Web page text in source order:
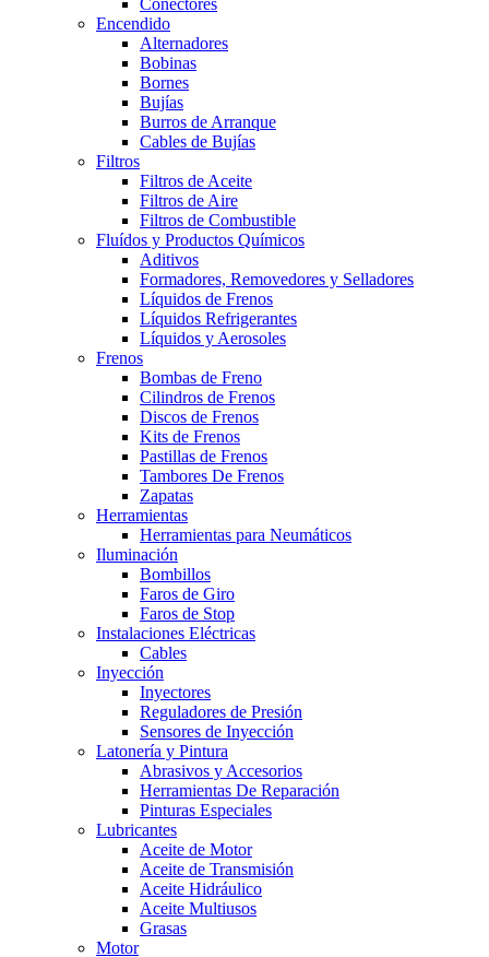
Conectores
Encendido
Alternadores
Bobinas
Bornes
Bujías
Burros de Arranque
Cables de Bujías
Filtros
Filtros de Aceite
Filtros de Aire
Filtros de Combustible
Fluídos y Productos Químicos
Aditivos
Formadores, Removedores y Selladores
Líquidos de Frenos
Líquidos Refrigerantes
Líquidos y Aerosoles
Frenos
Bombas de Freno
Cilindros de Frenos
Discos de Frenos
Kits de Frenos
Pastillas de Frenos
Tambores De Frenos
Zapatas
Herramientas
Herramientas para Neumáticos
Iluminación
Bombillos
Faros de Giro
Faros de Stop
Instalaciones Eléctricas
Cables
Inyección
Inyectores
Reguladores de Presión
Sensores de Inyección
Latonería y Pintura
Abrasivos y Accesorios
Herramientas De Reparación
Pinturas Especiales
Lubricantes
Aceite de Motor
Aceite de Transmisión
Aceite Hidráulico
Aceite Multiusos
Grasas
Motor